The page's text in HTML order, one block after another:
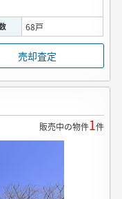
68戸
売却査定
販売中の物件1件